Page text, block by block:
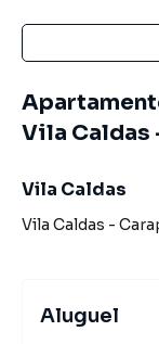
Vila Caldas
Vila Caldas
Vila Caldas -
Aluguel